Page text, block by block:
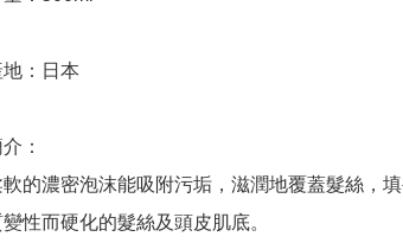
地：日本
：
軟的濃密泡沫能吸附污垢，滋潤地覆蓋髮絲，
變性而硬化的髮絲及頭皮肌底。